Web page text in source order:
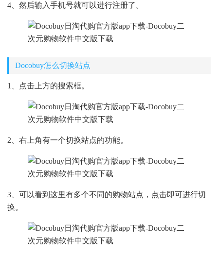
4、然后输入手机号就可以进行注册了。
Docobuy怎么切换站点
1、点击上方的搜索框。
2、右上角有一个切换站点的功能。
3、可以看到这里有多个不同的购物站点，点击即可进行切
换。